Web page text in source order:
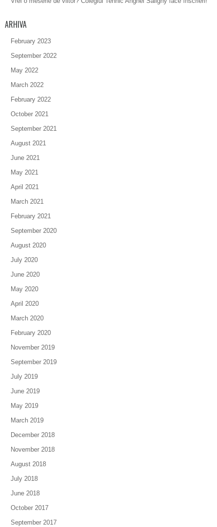
ARHIVA
February 2023
September 2022
May 2022
March 2022
February 2022
October 2021
September 2021
August 2021
June 2021
May 2021
April 2021
March 2021
February 2021
September 2020
August 2020
July 2020
June 2020
May 2020
April 2020
March 2020
February 2020
November 2019
September 2019
July 2019
June 2019
May 2019
March 2019
December 2018
November 2018
August 2018
July 2018
June 2018
October 2017
September 2017